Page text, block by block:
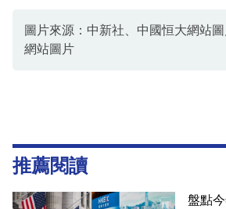
圖片來源：中新社、中國恒大網站
網站圖片
推薦閱讀
盤點